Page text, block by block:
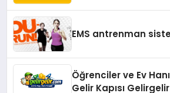
EMS antrenman
Öğrenciler ve Ev
Gelir Kapısı Gelirgelir